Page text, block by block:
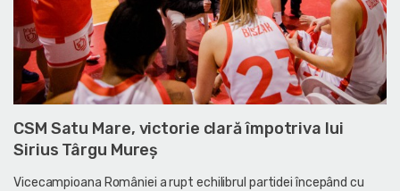
CSM Satu Mare, victorie clară împotriva lui
Sirius Târgu Mureș
Vicecampioana României a rupt echilibrul partidei începând cu